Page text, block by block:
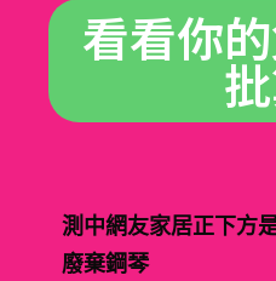
看看你
測中網友家居正下方
廢棄鋼琴